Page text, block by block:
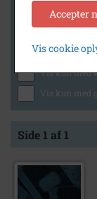
Vis kun med
Vis kun med
Vis kun med
Vis kun med
Side 1 af 1
Accepter
Vis cookie